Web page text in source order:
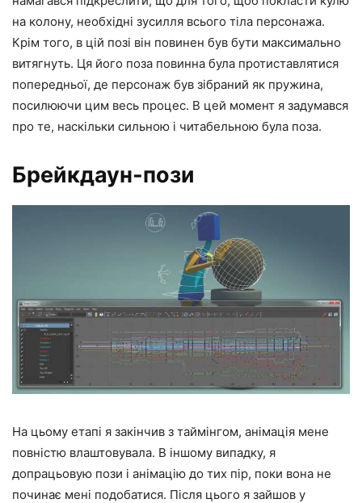
на колону, необхідні зусилля всього тіла персонажа.
Крім того, в цій позі він повинен був бути максимально
витягнуть. Ця його поза повинна була протиставлятися
попередньої, де персонаж був зібраний як пружина,
посилюючи цим весь процес. В цей момент я задумався
про те, наскільки сильною і читабельною була поза.
Брейкдаун-пози
На цьому етапі я закінчив з таймінгом, анімація мене
повністю влаштовувала. В іншому випадку, я
допрацьовую пози і анімацію до тих пір, поки вона не
починає мені подобатися. Після цього я зайшов у